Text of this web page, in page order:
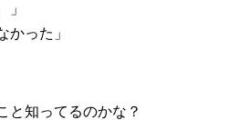
」
かった」
と知ってるのかな？